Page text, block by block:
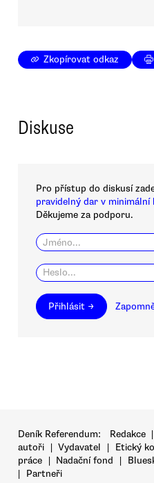
Zkopírovat odkaz
Diskuse
Pro přístup do diskusí
pravidelný dar v
Děkujeme za podporu.
Přihlásit →
Deník Referendum: Redakce |
autoři | Vydavatel | Etický
práce | Nadační fond |
|
Partneři